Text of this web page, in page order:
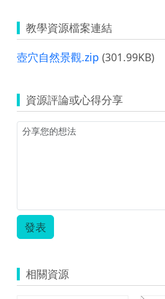
教學資源檔案連結
壺穴自然景觀.zip (301.99KB)
資源評論或心得分享
發表
相關資源